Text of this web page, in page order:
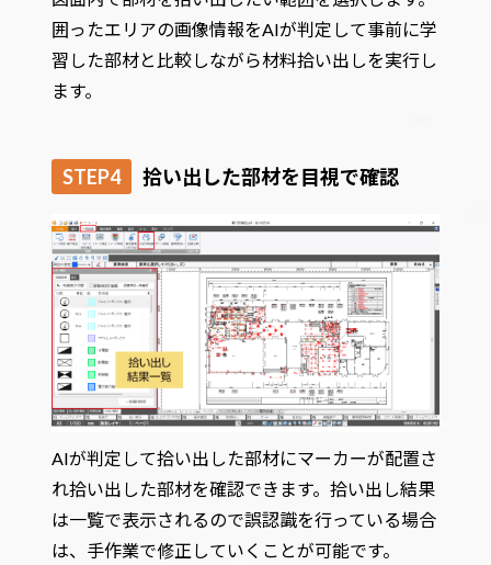
囲ったエリアの画像情報をAIが判定して事前に学
習した部材と比較しながら材料拾い出しを実行し
ます。
STEP4 拾い出した部材を目視で確認
AIが判定して拾い出した部材にマーカーが配置さ
れ拾い出した部材を確認できます。拾い出し結果
は一覧で表示されるので誤認識を行っている場合
は、手作業で修正していくことが可能です。